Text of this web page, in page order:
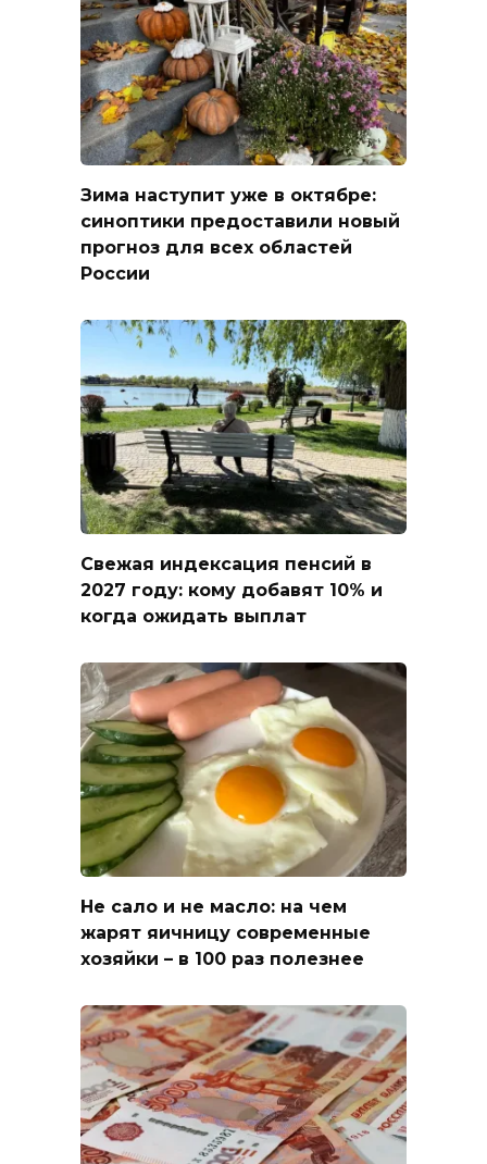
Зима наступит уже в октябре:
синоптики предоставили новый
прогноз для всех областей
России
Свежая индексация пенсий в
2027 году: кому добавят 10% и
когда ожидать выплат
Не сало и не масло: на чем
жарят яичницу современные
хозяйки – в 100 раз полезнее